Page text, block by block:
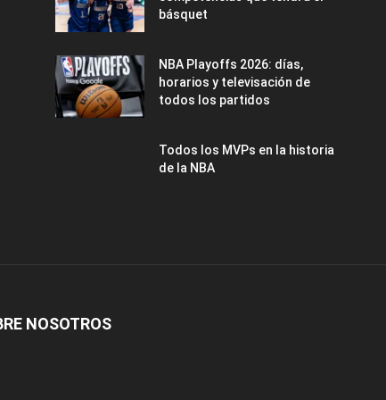
básquet
NBA Playoffs 2026: días,
horarios y televisación de
todos los partidos
Todos los MVPs en la historia
de la NBA
NOSOTROS